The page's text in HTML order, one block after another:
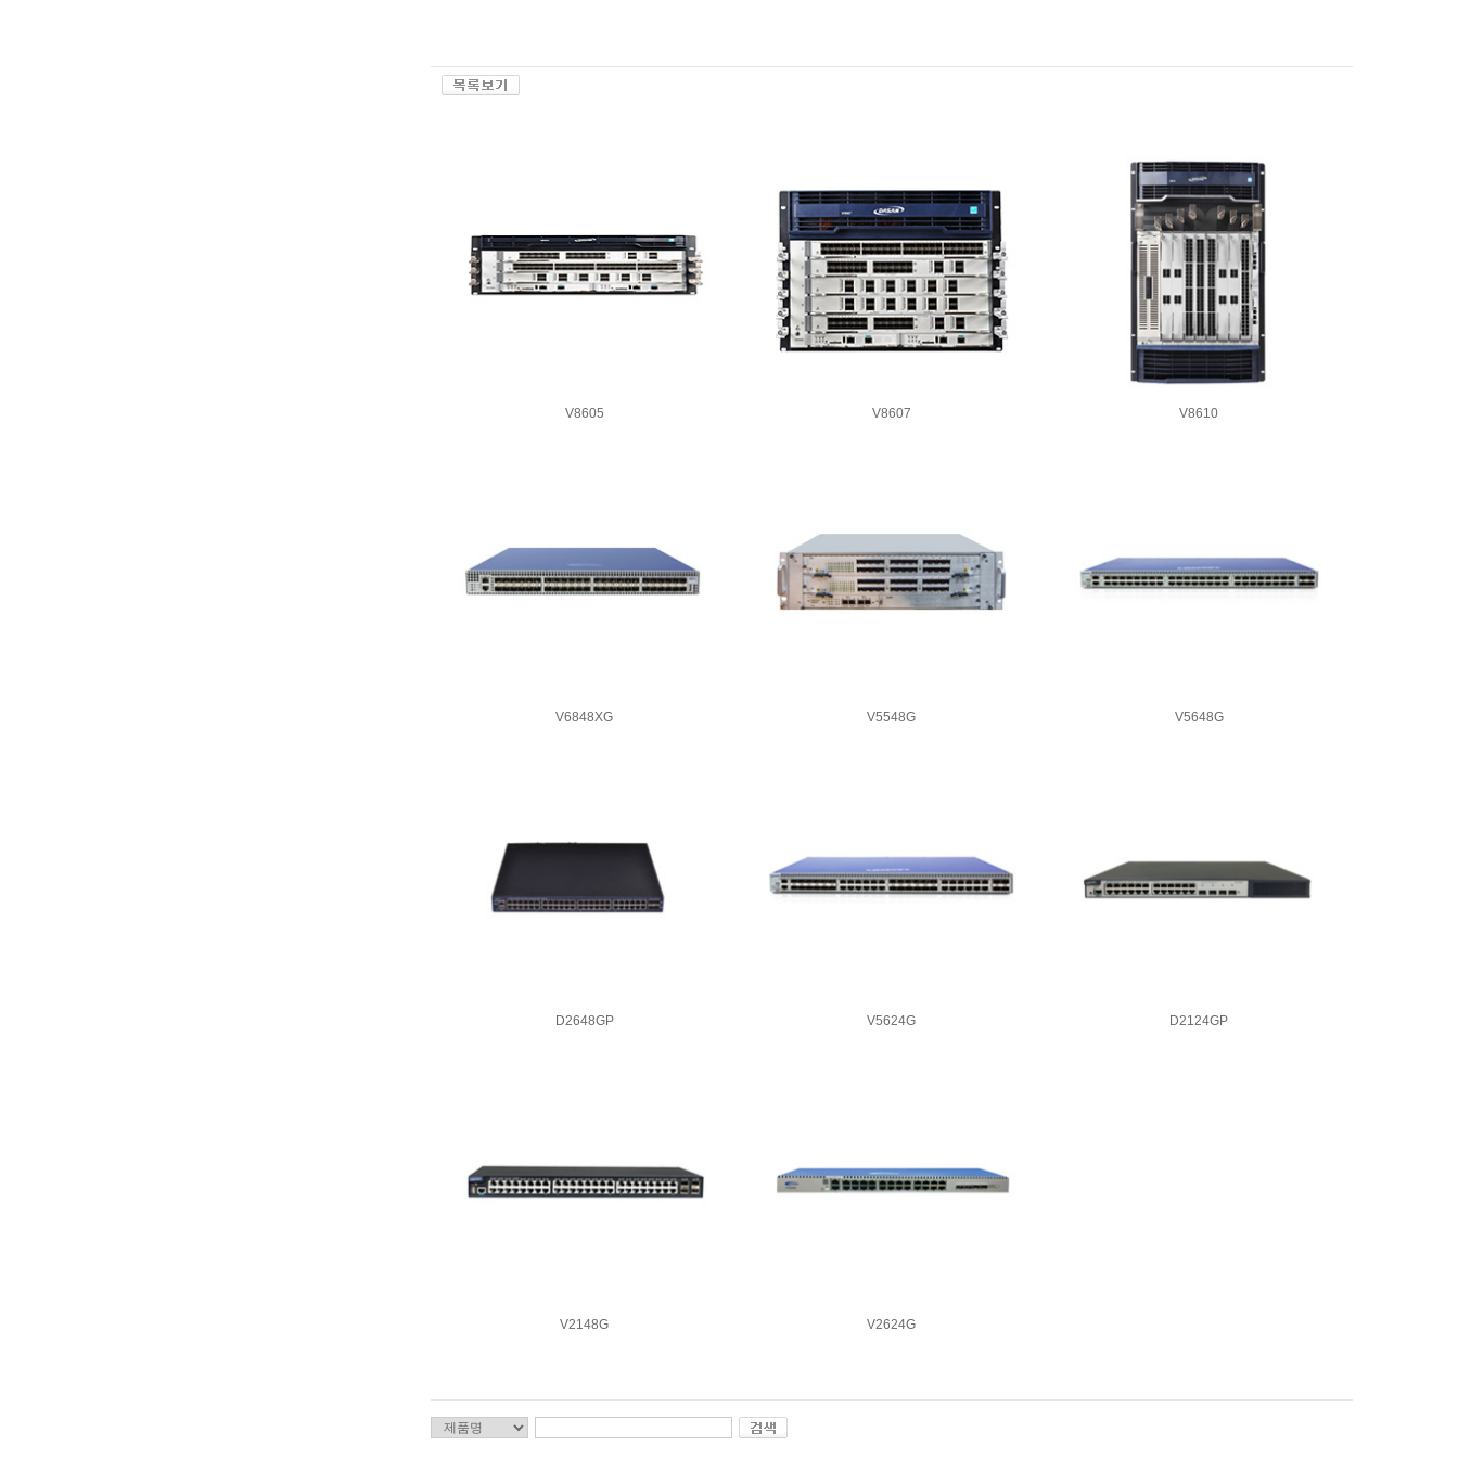
V8605 V8607 V8610
V6848XG V5548G V5648G
D2648GP V5624G D2124GP
V2148G V2624G